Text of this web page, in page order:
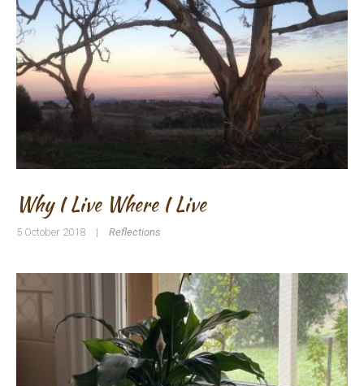
Why I Live Where I Live
5 October 2018 | Reflections